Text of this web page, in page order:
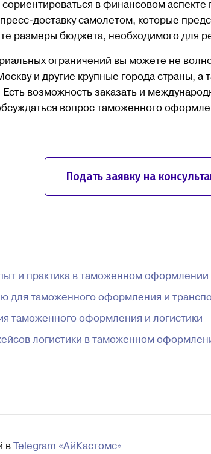
в финансовом аспекте
доставку самолетом, которые
размеры бюджета, необходимого для
ограничений вы можете не
и другие крупные города страны, а
возможность заказать и
вопрос таможенного
Подать заявку на
и практика в таможенном оформлении
для таможенного оформления и
таможенного оформления и логистики
логистики в таможенном
в Telegram «АйКастомс»
iCustomsLogistics